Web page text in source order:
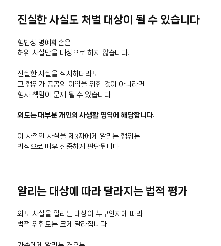
진실한 사실도 처벌 대상이 될 수 있습니다
형법상 명예훼손은
허위 사실만을 대상으로 하지 않습니다.
진실한 사실을 적시하더라도
그 행위가 공공의 이익을 위한 것이 아니라면
형사 책임이 문제 될 수 있습니다.
외도는 대부분 개인의 사생활 영역에 해당합니다.
이 사적인 사실을 제3자에게 알리는 행위는
법적으로 매우 신중하게 판단됩니다.
알리는 대상에 따라 달라지는 법적 평가
외도 사실을 알리는 대상이 누구인지에 따라
법적 위험도는 크게 달라집니다.
가족에게 알리는 경우는